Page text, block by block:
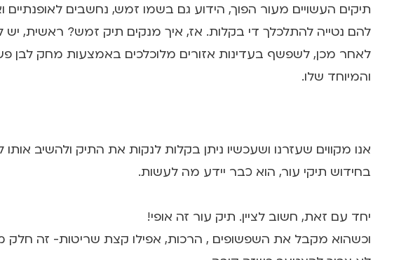
תיקים העשויים מעור הפוך, הידוע גם בשמו זמש, נחשבים
להם נטייה להתלכלך די בקלות. אז, איך מנקים תיק זמש? ראשית,
לאחר מכן, לשפשף בעדינות אזורים מלוכלכים באמצעות מחק לבן
והמיוחד שלו.
אנו מקווים שעזרנו ושעכשיו ניתן בקלות לנקות את התיק ולהשיב
בחידוש תיקי עור, הוא כבר יידע מה לעשות.
יחד עם זאת, חשוב לציין. תיק עור זה אופי!
וכשהוא מקבל את השפשופים , הרכות, אפילו קצת שריטות- זה חלק